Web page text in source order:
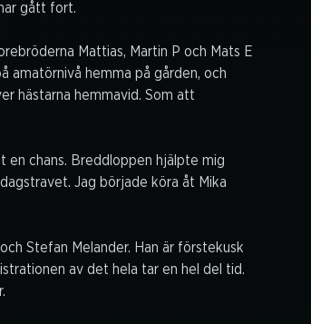
gått fort.
Mattias, Martin P och Mats E
amatörnivå hemma på gården, och
hästarna hemmavid. Som att
chans. Breddloppen hjälpte mig
Jag började köra åt Mika
Stefan Melander. Han är förstekusk
av det hela tar en hel del tid.